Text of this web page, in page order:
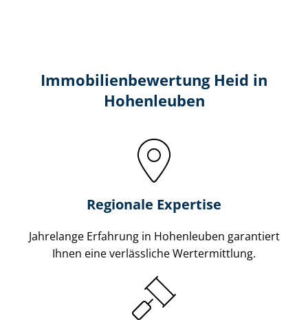
Immobilien­bewertung Heid in
Hohenleuben
Regionale Expertise
Jahrelange Erfahrung in Hohenleuben garantiert
Ihnen eine verlässliche Wertermittlung.